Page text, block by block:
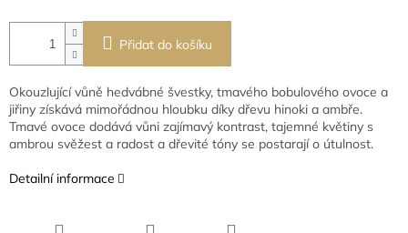
Přidat do košíku
Okouzlující vůně hedvábné švestky, tmavého bobulového ovoce a
jiřiny získává mimořádnou hloubku díky dřevu hinoki a ambře.
Tmavé ovoce dodává vůni zajímavý kontrast, tajemné květiny s
ambrou svěžest a radost a dřevité tóny se postarají o útulnost.
Detailní informace